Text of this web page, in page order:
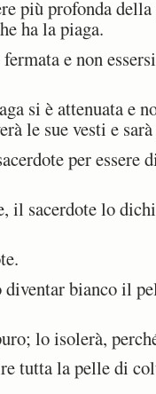
più profonda
ha la piaga.
e non
si è attenuata e
le sue vesti e
per essere
il sacerdote lo
bianco il
lo isolerà,
tutta la pelle di